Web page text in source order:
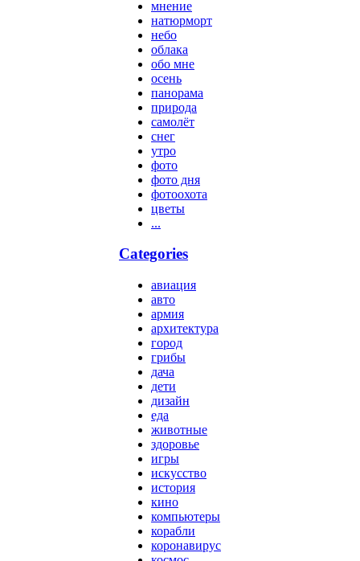
мнение
натюрморт
небо
облака
обо мне
осень
панорама
природа
самолёт
снег
утро
фото
фото дня
фотоохота
цветы
...
Categories
авиация
авто
армия
архитектура
город
грибы
дача
дети
дизайн
еда
животные
здоровье
игры
искусство
история
кино
компьютеры
корабли
коронавирус